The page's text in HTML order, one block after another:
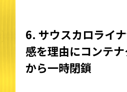
6. サウスカロライ
感を理由にコンテ
から一時閉鎖